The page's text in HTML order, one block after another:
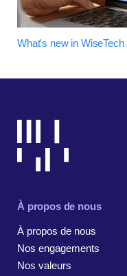
What's new in
À propos de nous
À propos de nous
Nos engagements
Nos valeurs